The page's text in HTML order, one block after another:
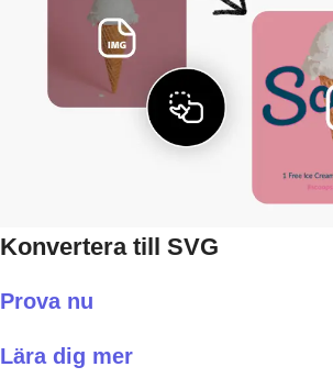
Konvertera till SVG
Prova nu
Lära dig mer